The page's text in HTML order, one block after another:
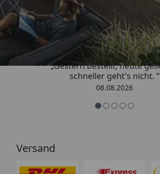
Trusted Shops
4,81/ 5
„Gestern bestellt, heute geliefert,
schneller geht's nicht. “
08.08.2026
Versand